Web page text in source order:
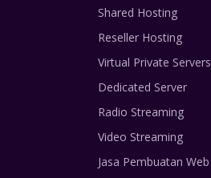
Shared Hosting
Reseller Hosting
Virtual Private Servers
Dedicated Server
Radio Streaming
Video Streaming
Jasa Pembuatan Web